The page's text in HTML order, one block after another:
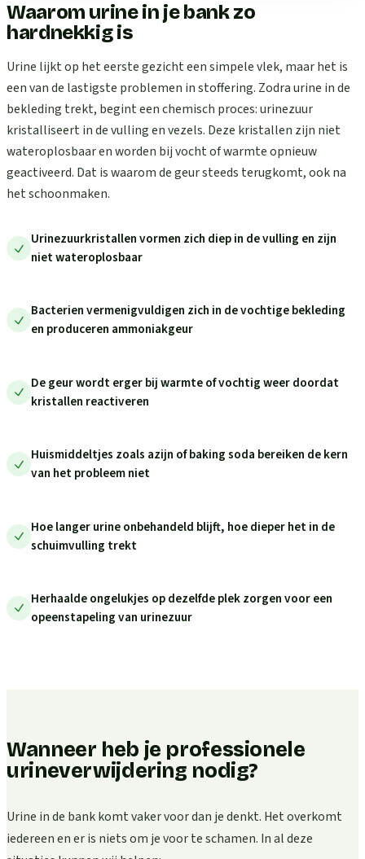
Waarom urine in je bank zo
hardnekkig is
Urine lijkt op het eerste gezicht een simpele vlek, maar het is
een van de lastigste problemen in stoffering. Zodra urine in de
bekleding trekt, begint een chemisch proces: urinezuur
kristalliseert in de vulling en vezels. Deze kristallen zijn niet
wateroplosbaar en worden bij vocht of warmte opnieuw
geactiveerd. Dat is waarom de geur steeds terugkomt, ook na
het schoonmaken.
Urinezuurkristallen vormen zich diep in de vulling en zijn
niet wateroplosbaar
Bacterien vermenigvuldigen zich in de vochtige bekleding
en produceren ammoniakgeur
De geur wordt erger bij warmte of vochtig weer doordat
kristallen reactiveren
Huismiddeltjes zoals azijn of baking soda bereiken de kern
van het probleem niet
Hoe langer urine onbehandeld blijft, hoe dieper het in de
schuimvulling trekt
Herhaalde ongelukjes op dezelfde plek zorgen voor een
opeenstapeling van urinezuur
Wanneer heb je professionele
urineverwijdering nodig?
Urine in de bank komt vaker voor dan je denkt. Het overkomt
iedereen en er is niets om je voor te schamen. In al deze